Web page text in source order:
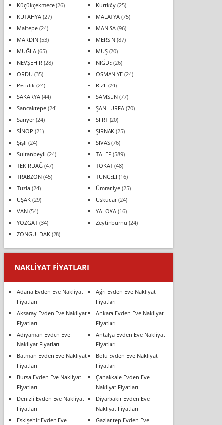
Küçükçekmece(26) Kurtköy(25)
KÜTAHYA(27) MALATYA(75)
Maltepe(24) MANİSA(96)
MARDİN(53) MERSİN(87)
MUĞLA(65) MUŞ(20)
NEVŞEHİR (28) NİĞDE(26)
ORDU (35) OSMANİYE(24)
Pendik(24) RİZE(24)
SAKARYA(44) SAMSUN(77)
Sancaktepe(24) ŞANLIURFA(70)
Sarıyer(24) SİİRT(20)
SİNOP (21) ŞIRNAK(25)
Şişli (24) SİVAS(76)
Sultanbeyli (24) TALEP (589)
TEKİRDAĞ(47) TOKAT(48)
TRABZON(45) TUNCELİ (16)
Tuzla(24) Ümraniye(25)
UŞAK(29) Üsküdar(24)
VAN(54) YALOVA(16)
YOZGAT(34) Zeytinburnu (24)
ZONGULDAK(28)
NAKLIYAT FIYATLARI
Adana Evden Eve Nakliyat
Fiyatları
Ağrı Evden Eve Nakliyat
Fiyatları
Aksaray Evden Eve Nakliyat
Fiyatları
Ankara Evden Eve Nakliyat
Fiyatları
Adıyaman Evden Eve
Nakliyat Fiyatları
Antalya Evden Eve Nakliyat
Fiyatları
Batman Evden Eve Nakliyat
Fiyatları
Bolu Evden Eve Nakliyat
Fiyatları
Bursa Evden Eve Nakliyat
Fiyatları
Çanakkale Evden Eve
Nakliyat Fiyatları
Denizli Evden Eve Nakliyat
Fiyatları
Diyarbakır Evden Eve
Nakliyat Fiyatları
Eskişehir Evden Eve
Gaziantep Evden Eve